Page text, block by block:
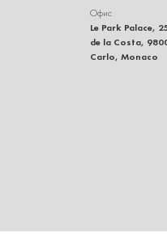
Офис
Le Park Palace,
de la Costa,
Carlo, Monaco